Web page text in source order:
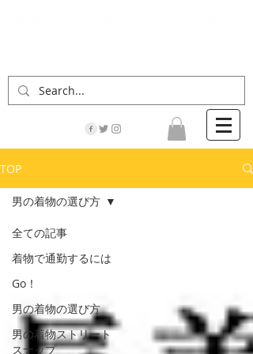
TOP
全ての記事
着物で通勤するには
Go！
男の着物の選び方
男の着物ストリート
スナップ
男の着物の選び方